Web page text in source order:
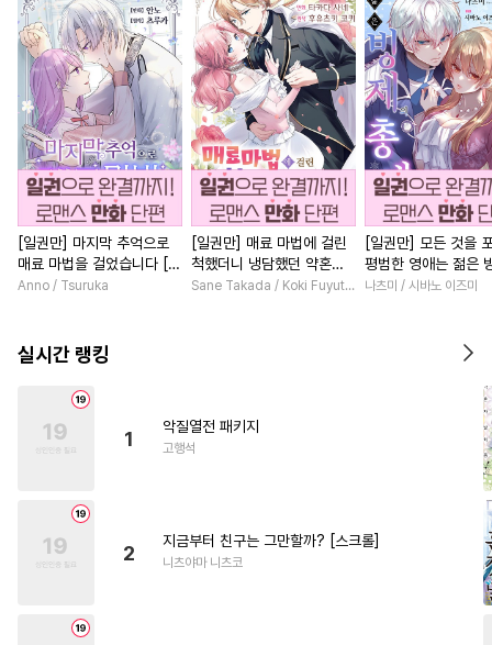
[일권만] 마지막 추억으로
매료 마법을 걸었습니다 [단
행본]
Anno / Tsuruka
[일권만] 매료 마법에 걸린
척했더니 냉담했던 약혼자
가 맹목적인 사랑꾼이 되었
Sane Takada / Koki Fuyutsuki
[일권만] 모든 것을
평범한 영애는 젊은
총애를 받는다 [단행
나츠미 / 시바노 이즈미
실시간 랭킹
1
악질열전 패키지
고행석
2
지금부터 친구는 그만할까? [스크롤]
니츠야마 니츠코